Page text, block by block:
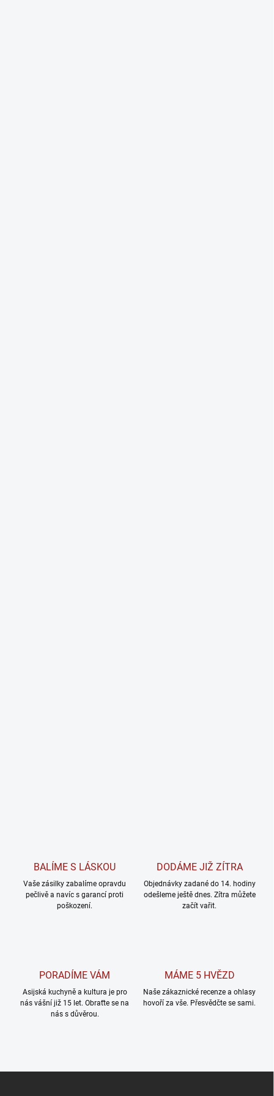
BALÍME S LÁSKOU
Vaše zásilky zabalíme opravdu
pečlivě a navíc s garancí proti
poškození.
DODÁME JIŽ ZÍTRA
Objednávky zadané do 14. hodiny
odešleme ještě dnes. Zítra můžete
začít vařit.
PORADÍME VÁM
Asijská kuchyně a kultura je pro
nás vášní již 15 let. Obraťte se na
nás s důvěrou.
MÁME 5 HVĚZD
Naše zákaznické recenze a ohlasy
hovoří za vše. Přesvědčte se sami.